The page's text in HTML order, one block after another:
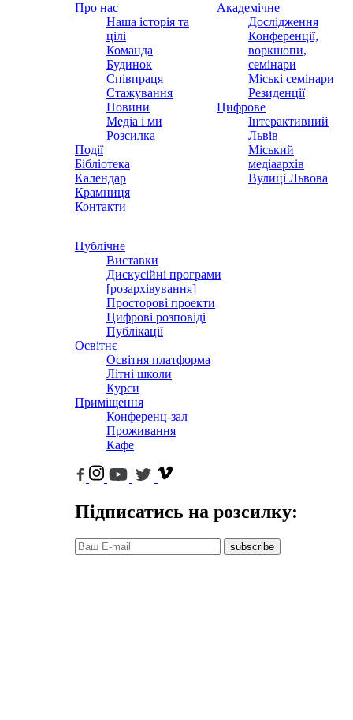
Про нас
Наша історія та
цілі
Команда
Будинок
Співпраця
Стажування
Новини
Медіа і ми
Розсилка
Події
Бібліотека
Календар
Крамниця
Контакти
Академічне
Дослідження
Конференції,
воркшопи,
семінари
Міські семінари
Резиденції
Цифрове
Інтерактивний
Львів
Міський
медіаархів
Вулиці Львова
Публічне
Виставки
Дискусійні програми
[розархівування]
Просторові проекти
Цифрові розповіді
Публікації
Освітнє
Освітня платформа
Літні школи
Курси
Приміщення
Конференц-зал
Проживання
Кафе
Підписатись на розсилку:
subscribe